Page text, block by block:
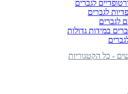
לגברים
לגברים
לגברים
במידות גדולות
- כל הקטגוריות